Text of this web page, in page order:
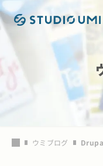
本文へ移動
ウミブログ